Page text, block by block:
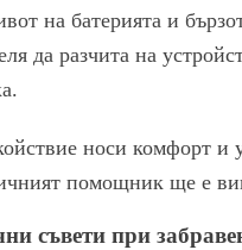
на батерията и
да разчита на
носи комфорт и
помощник ще е
съвети при